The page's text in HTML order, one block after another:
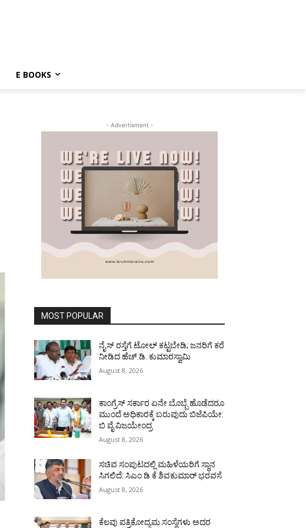
E BOOKS
- Advertisment -
MOST POPULAR
ನೈಸ್ ರಸ್ತೆಗೆ ಟೋಲ್ ಕಟ್ಟಬೇಡಿ; ಜನರಿಗೆ ಕರೆ
ನೀಡಿದ ಹೆಚ್.ಡಿ. ಕುಮಾರಸ್ವಾಮಿ
August 8, 2026
ಕಾಂಗ್ರೆಸ್ ಸರ್ಕಾರ ಏನೇ ಬೊಬ್ಬೆ ಹೊಡೆದರೂ
ಮುಂದೆ ಅಧಿಕಾರಕ್ಕೆ ಬರುವುದು ಬಿಜೆಪಿಯೇ:
ಬಿ ವೈ ವಿಜಯೇಂದ್ರ
August 8, 2026
ಸಚಿವ ಸಂಪುಟದಲ್ಲಿ ಮಹಿಳೆಯರಿಗೆ ಸ್ಥಾನ
ಸಿಗಲಿದೆ: ಸಿಎಂ ಡಿ ಕೆ ಶಿವಕುಮಾರ್ ಭರವಸೆ
August 8, 2026
ಕೆಲವು ಪತ್ರಿಕೋದ್ಯಮ ಸಂಸ್ಥೆಗಳು ಅದರ